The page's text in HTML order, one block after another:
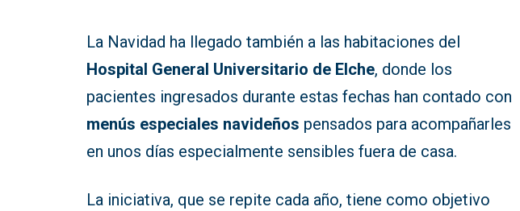
La Navidad ha llegado también a las habitaciones del
Hospital General Universitario de Elche, donde los
pacientes ingresados durante estas fechas han contado con
menús especiales navideños pensados para acompañarles
en unos días especialmente sensibles fuera de casa.
La iniciativa, que se repite cada año, tiene como objetivo